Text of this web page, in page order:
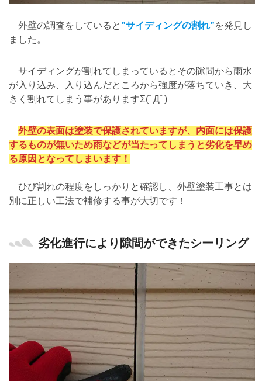
外壁の調査をしていると ”サイディングの割れ”を発見し
ました。
サイディングが割れてしまっているとその隙間から雨水
が入り込み、入り込んだところから強度が落ちていき、大
きく割れてしまう事がありますΣ(ﾟДﾟ)
外壁の表面は塗装で保護されていますが、内面には保護
するものが無いため雨などが当たってしまうと劣化を早め
る原因となってしまいます！
ひび割れの程度をしっかりと確認し、外壁塗装工事とは
別に正しい工法で補修する事が大切です！
劣化進行により隙間ができたシーリング